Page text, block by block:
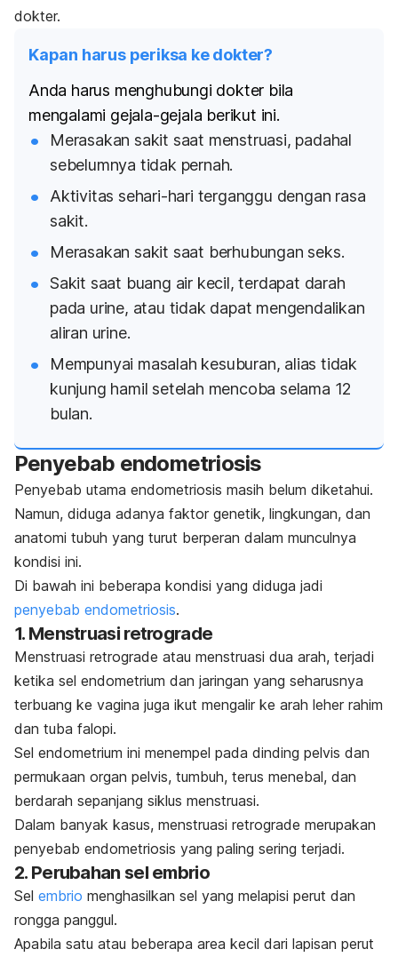
dokter.
Kapan harus periksa ke dokter?
Anda harus menghubungi dokter bila
mengalami gejala-gejala berikut ini.
Merasakan sakit saat menstruasi, padahal
sebelumnya tidak pernah.
Aktivitas sehari-hari terganggu dengan rasa
sakit.
Merasakan sakit saat berhubungan seks.
Sakit saat buang air kecil, terdapat darah
pada urine, atau tidak dapat mengendalikan
aliran urine.
Mempunyai masalah kesuburan, alias tidak
kunjung hamil setelah mencoba selama 12
bulan.
Penyebab endometriosis
Penyebab utama endometriosis masih belum diketahui.
Namun, diduga adanya faktor genetik, lingkungan, dan
anatomi tubuh yang turut berperan dalam munculnya
kondisi ini.
Di bawah ini beberapa kondisi yang diduga jadi
penyebab endometriosis.
1. Menstruasi retrograde
Menstruasi retrograde atau menstruasi dua arah, terjadi
ketika sel endometrium dan jaringan yang seharusnya
terbuang ke vagina juga ikut mengalir ke arah leher rahim
dan tuba falopi.
Sel endometrium ini menempel pada dinding pelvis dan
permukaan organ pelvis, tumbuh, terus menebal, dan
berdarah sepanjang siklus menstruasi.
Dalam banyak kasus, menstruasi retrograde merupakan
penyebab endometriosis yang paling sering terjadi.
2. Perubahan sel embrio
Sel embrio menghasilkan sel yang melapisi perut dan
rongga panggul.
Apabila satu atau beberapa area kecil dari lapisan perut